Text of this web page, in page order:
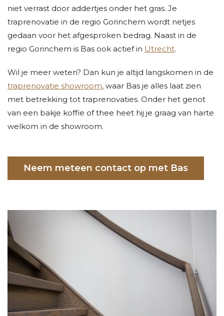
niet verrast door addertjes onder het gras. Je
traprenovatie in de regio Gorinchem wordt netjes
gedaan voor het afgesproken bedrag. Naast in de
regio Gorinchem is Bas ook actief in Utrecht.
Wil je meer weten? Dan kun je altijd langskomen in de
traprenovatie showroom, waar Bas je alles laat zien
met betrekking tot traprenovaties. Onder het genot
van een bakje koffie of thee heet hij je graag van harte
welkom in de showroom.
Neem meteen contact op met Bas